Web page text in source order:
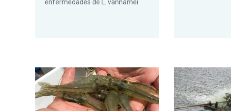
enfermedades de L. vannamei.
Effect of nucleotides on immunoregulation and AHPND
¿Puede la